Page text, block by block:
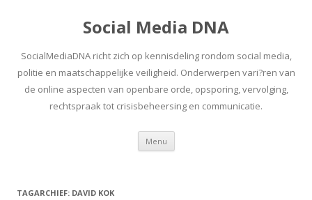
Social Media DNA
SocialMediaDNA richt zich op kennisdeling rondom social media,
politie en maatschappelijke veiligheid. Onderwerpen vari?ren van
de online aspecten van openbare orde, opsporing, vervolging,
rechtspraak tot crisisbeheersing en communicatie.
Menu Spring
inhoud
TAGARCHIEF: DAVID KOK